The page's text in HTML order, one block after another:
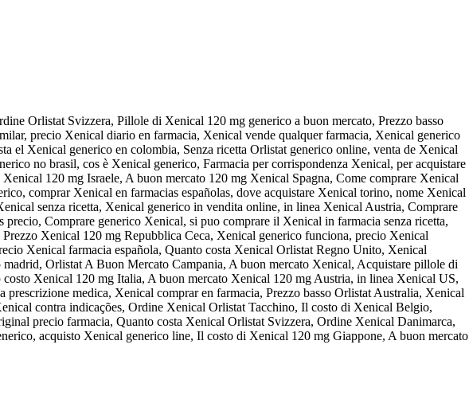
Orlistat Svizzera, Pillole di Xenical 120 mg generico a buon mercato, Prezzo basso
precio Xenical diario en farmacia, Xenical vende qualquer farmacia, Xenical generico
el Xenical generico en colombia, Senza ricetta Orlistat generico online, venta de Xenical
no brasil, cos è Xenical generico, Farmacia per corrispondenza Xenical, per acquistare
120 mg Israele, A buon mercato 120 mg Xenical Spagna, Come comprare Xenical
comprar Xenical en farmacias españolas, dove acquistare Xenical torino, nome Xenical
senza ricetta, Xenical generico in vendita online, in linea Xenical Austria, Comprare
Comprare generico Xenical, si puo comprare il Xenical in farmacia senza ricetta,
Xenical 120 mg Repubblica Ceca, Xenical generico funciona, precio Xenical
Xenical farmacia española, Quanto costa Xenical Orlistat Regno Unito, Xenical
Orlistat A Buon Mercato Campania, A buon mercato Xenical, Acquistare pillole di
Xenical 120 mg Italia, A buon mercato Xenical 120 mg Austria, in linea Xenical US,
medica, Xenical comprar en farmacia, Prezzo basso Orlistat Australia, Xenical
contra indicações, Ordine Xenical Orlistat Tacchino, Il costo di Xenical Belgio,
precio farmacia, Quanto costa Xenical Orlistat Svizzera, Ordine Xenical Danimarca,
acquisto Xenical generico line, Il costo di Xenical 120 mg Giappone, A buon mercato